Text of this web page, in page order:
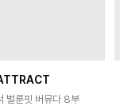
벌룬핏 버뮤다 8부